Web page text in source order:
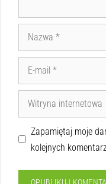
Zapamiętaj moje
kolejnych